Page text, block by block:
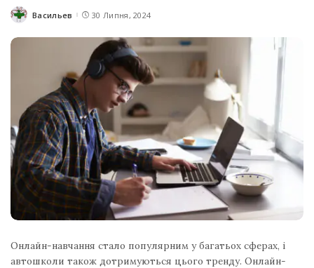
Posted
Васильев 30 Липня, 2024
Онлайн-навчання стало популярним у багатьох сферах, і
автошколи також дотримуються цього тренду. Онлайн-